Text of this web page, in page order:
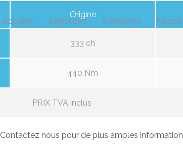
ACCUEIL SERVICES À PROPOS
Origine
333 ch
440 Nm
PRIX TVA inclus
Contactez nous pour de plus amples